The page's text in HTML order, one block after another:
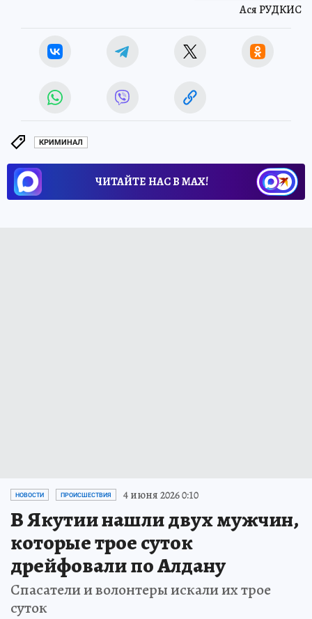
Ася РУДКИС
КРИМИНАЛ
ЧИТАЙТЕ НАС В МАХ!
НОВОСТИ ПРОИСШЕСТВИЯ 4 июня 2026 0:10
В Якутии нашли двух мужчин,
которые трое суток
дрейфовали по Алдану
Спасатели и волонтеры искали их трое
суток